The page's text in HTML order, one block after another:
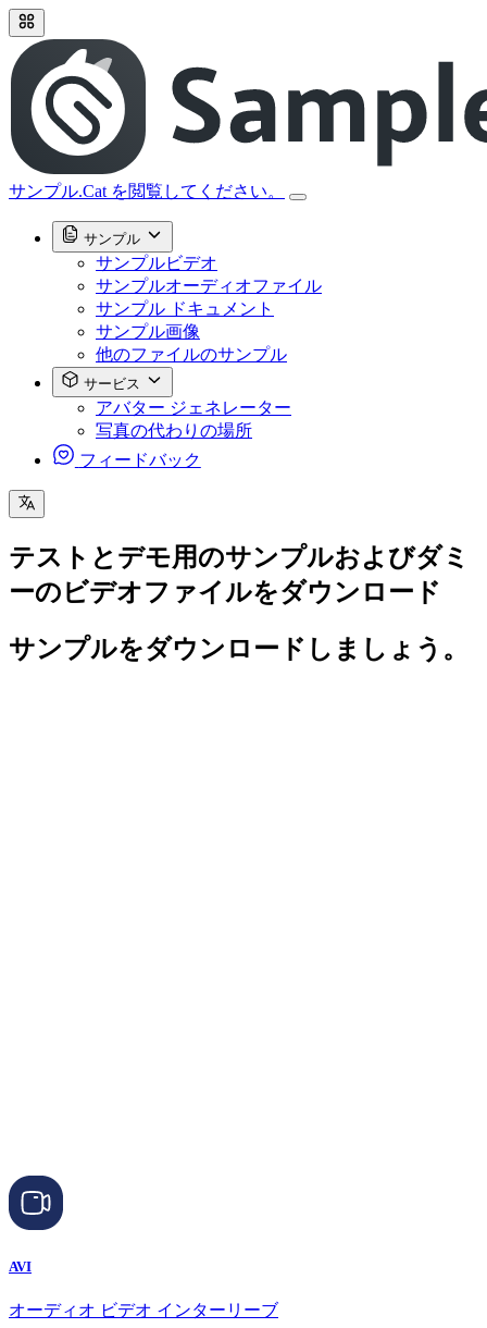
サンプル.Cat を閲覧してください。
サンプル
サンプルビデオ
サンプルオーディオファイル
サンプル ドキュメント
サンプル画像
他のファイルのサンプル
サービス
アバター ジェネレーター
写真の代わりの場所
フィードバック
テストとデモ用のサンプルおよびダミ
ーのビデオファイルをダウンロード
サンプルをダウンロードしましょう。
AVI
オーディオ ビデオ インターリーブ